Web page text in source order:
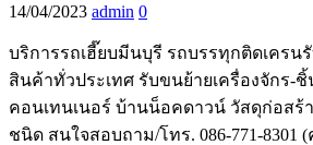
14/04/2023 admin 0
บริการรถเฮี๊ยบมีนบุรี รถบรรทุกติดเครน
สินค้าทั่วประเทศ รับขนย้ายเครื่องจักร-
คอนเทนเนอร์ บ้านน็อคดาวน์ วัสดุก่อสร้
ชนิด สนใจสอบถาม/โทร. 086-771-8301